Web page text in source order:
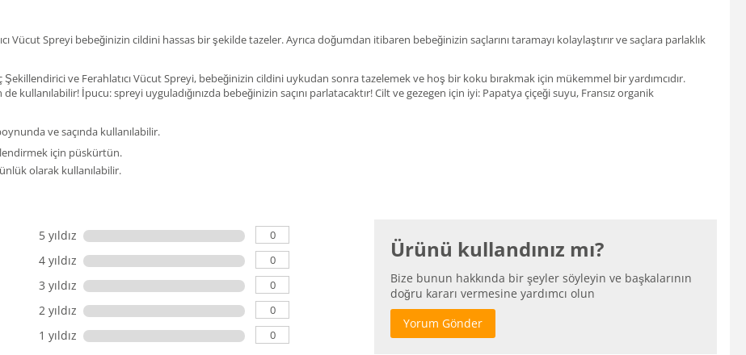
Vücut Spreyi bebeğinizin cildini hassas bir şekilde tazeler. Ayrıca doğumdan itibaren bebeğinizin saçlarını taramayı kolaylaştırır ve saçlara parlaklık
ve Ferahlatıcı Vücut Spreyi, bebeğinizin cildini uykudan sonra tazelemek ve hoş bir koku bırakmak için mükemmel bir yardımcıdır.
kullanılabilir! İpucu: spreyi uyguladığınızda bebeğinizin saçını parlatacaktır! Cilt ve gezegen için iyi: Papatya çiçeği suyu, Fransız organik
ve saçında kullanılabilir.
için püskürtün.
olarak kullanılabilir.
5 yıldız 0
4 yıldız 0
3 yıldız 0
2 yıldız 0
1 yıldız 0
Ürünü kullandınız mı?
Bize bunun hakkında bir şeyler söyleyin ve başkalarının
doğru kararı vermesine yardımcı olun
Yorum Gönder